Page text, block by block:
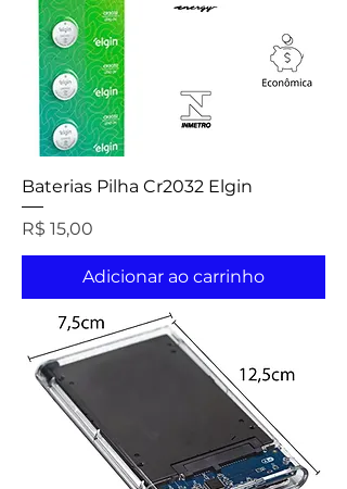
Baterias Pilha Cr2032 Elgin
Preço
R$ 15,00
Adicionar ao carrinho